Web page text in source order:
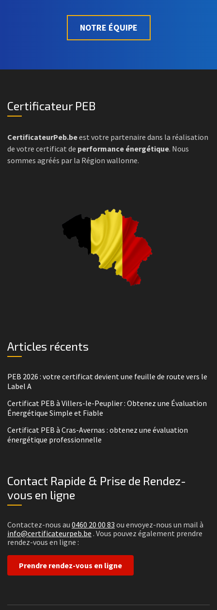
NOTRE ÉQUIPE
Certificateur PEB
CertificateurPeb.beest votre partenaire dans la réalisation
de votre certificat de performance énergétique. Nous
sommes agréés par la Région wallonne.
Articles récents
PEB 2026 : votre certificat devient une feuille de route vers le
Label A
Certificat PEB à Villers-le-Peuplier : Obtenez une Évaluation
Énergétique Simple et Fiable
Certificat PEB à Cras-Avernas : obtenez une évaluation
énergétique professionnelle
Contact Rapide & Prise de Rendez-
vous en ligne
Contactez-nous au 0460 20 00 83 ou envoyez-nous un mail à
info@certificateurpeb.be . Vous pouvez également prendre
rendez-vous en ligne :
Prendre rendez-vous en ligne